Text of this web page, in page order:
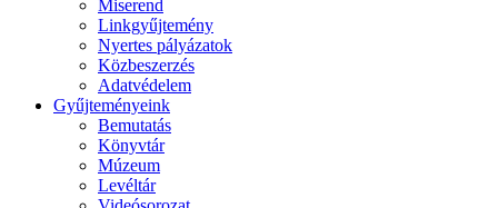
Miserend
Linkgyűjtemény
Nyertes pályázatok
Közbeszerzés
Adatvédelem
Gyűjteményeink
Bemutatás
Könyvtár
Múzeum
Levéltár